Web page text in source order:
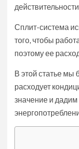
Сплит-система
того, чтобы
поэтому ее
В этой статье мы
расходует
значение и